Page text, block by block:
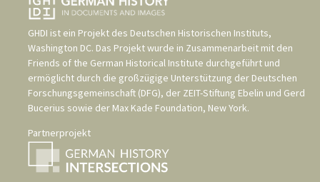
GHDI ist ein Projekt des Deutschen Historischen Instituts,
Washington DC. Das Projekt wurde in Zusammenarbeit mit den
Friends of the German Historical Institute durchgeführt und
ermöglicht durch die großzügige Unterstützung der Deutschen
Forschungsgemeinschaft (DFG), der ZEIT-Stiftung Ebelin und Gerd
Bucerius sowie der Max Kade Foundation, New York.
Partnerprojekt